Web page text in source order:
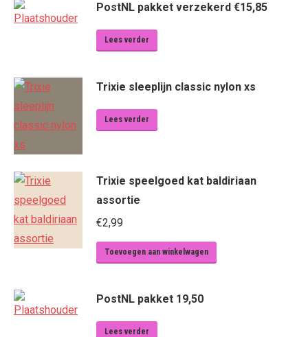
PostNL pakket verzekerd €15,85
Lees verder
Trixie sleeplijn classic nylon xs
Lees verder
Trixie speelgoed kat baldiriaan
assortie
€2,99
Toevoegen aan winkelwagen
PostNL pakket 19,50
Lees verder